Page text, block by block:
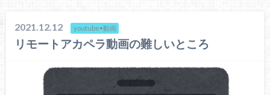
2021.12.12 youtube•動画
リモートアカペラ動画の難しいところ